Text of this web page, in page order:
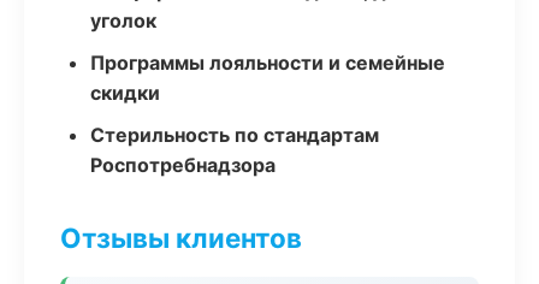
уголок
Программы лояльности и семейные
скидки
Стерильность по стандартам
Роспотребнадзора
Отзывы клиентов